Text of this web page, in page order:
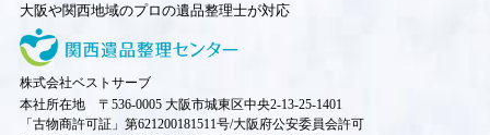
大阪や関西地域のプロの遺品整理士が対応
株式会社ベストサーブ
本社所在地 〒536-0005 大阪市城東区中央2-13-25-1401
「古物商許可証」第621200181511号/大阪府公安委員会許可